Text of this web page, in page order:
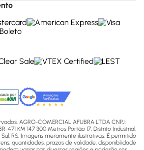
AGRO-COMERCIAL AFUBRA LTDA CNPJ:
471 KM 147 300 Metros Portão 17, Distrito Industrial,
RS. Imagens meramente ilustrativas. É permitido
quantidades, prazos de validade, disponibilidade